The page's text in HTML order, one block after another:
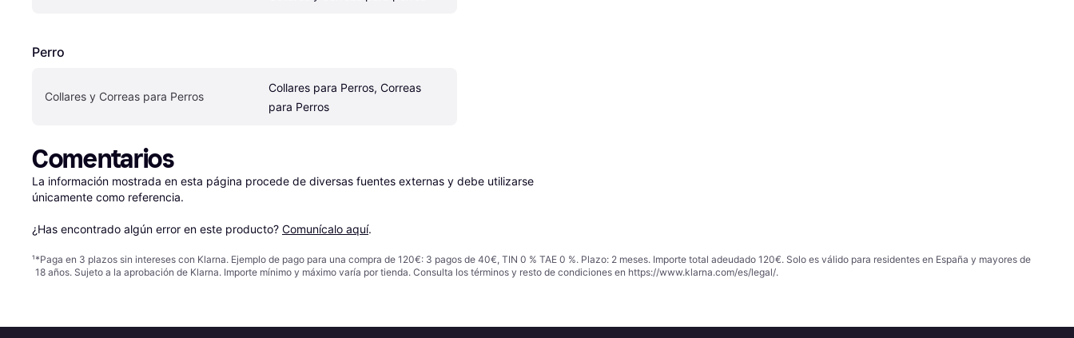
Perro
Collares y Correas para Perros
Collares para Perros, Correas
para Perros
Comentarios
La información mostrada en esta página procede de diversas fuentes externas y debe utilizarse
únicamente como referencia.
¿Has encontrado algún error en este producto? Comunícalo aquí.
¹*Paga en 3 plazos sin intereses con Klarna. Ejemplo de pago para una compra de 120€: 3 pagos de 40€, TIN 0 % TAE 0 %. Plazo: 2 meses. Importe total adeudado 120€. Solo es válido para residentes en España y mayores de
18 años. Sujeto a la aprobación de Klarna. Importe mínimo y máximo varía por tienda. Consulta los términos y resto de condiciones en https://www.klarna.com/es/legal/.